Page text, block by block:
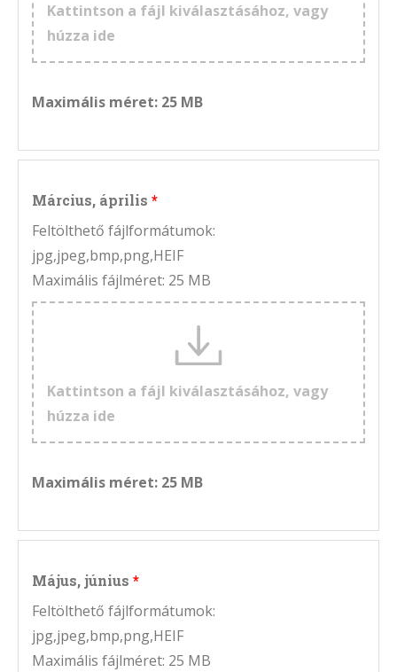
Kattintson a fájl kiválasztásához, vagy
húzza ide
Maximális méret: 25 MB
Március, április
Feltölthető fájlformátumok:
jpg,jpeg,bmp,png,HEIF
Maximális fájlméret: 25 MB
Kattintson a fájl kiválasztásához, vagy
húzza ide
Maximális méret: 25 MB
Május, június
Feltölthető fájlformátumok:
jpg,jpeg,bmp,png,HEIF
Maximális fájlméret: 25 MB